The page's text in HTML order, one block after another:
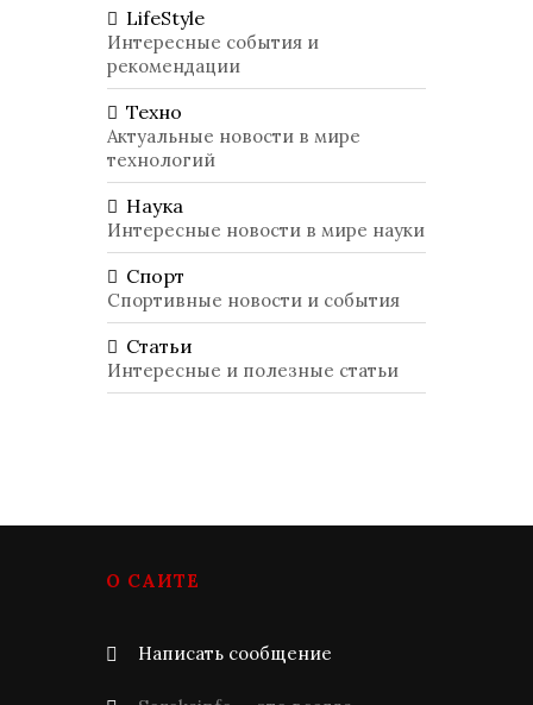
LifeStyle
Интересные события и
рекомендации
Техно
Актуальные новости в мире
технологий
Наука
Интересные новости в мире науки
Спорт
Спортивные новости и события
Статьи
Интересные и полезные статьи
О САЙТЕ
Написать сообщение